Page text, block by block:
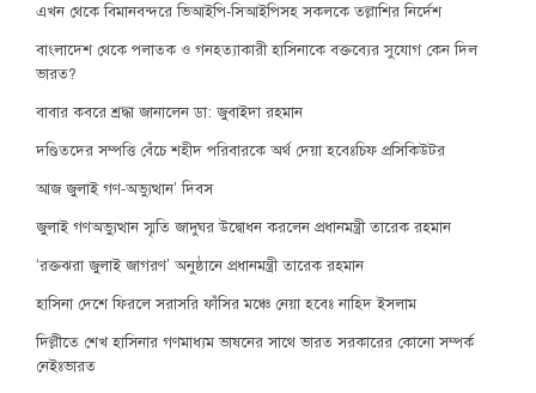
এখন থেকে বিমানবন্দরে ভিআইপি-সিআইপিসহ সকলকে তল্লাশির নির্দেশ
বাংলাদেশ থেকে পলাতক ও গনহত্যাকারী হাসিনাকে বক্তব্যের সুযোগ কেন দিল
ভারত?
বাবার কবরে শ্রদ্ধা জানালেন ডা: জুবাইদা রহমান
দণ্ডিতদের সম্পত্তি বেঁচে শহীদ পরিবারকে অর্থ দেয়া হবেঃচিফ প্রসিকিউটর
আজ জুলাই গণ-অভ্যুত্থান’ দিবস
জুলাই গণঅভ্যুত্থান স্মৃতি জাদুঘর উদ্বোধন করলেন প্রধানমন্ত্রী তারেক রহমান
‘রক্তঝরা জুলাই জাগরণ’ অনুষ্ঠানে প্রধানমন্ত্রী তারেক রহমান
হাসিনা দেশে ফিরলে সরাসরি ফাঁসির মঞ্চে নেয়া হবেঃ নাহিদ ইসলাম
দিল্লীতে শেখ হাসিনার গণমাধ্যম ভাষনের সাথে ভারত সরকারের কোনো সম্পর্ক
নেইঃভারত